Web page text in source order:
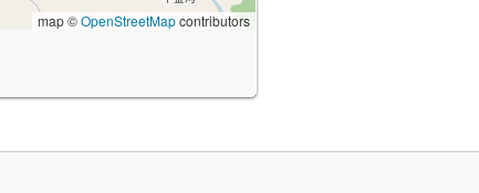
map ©OpenStreetMapcontributors